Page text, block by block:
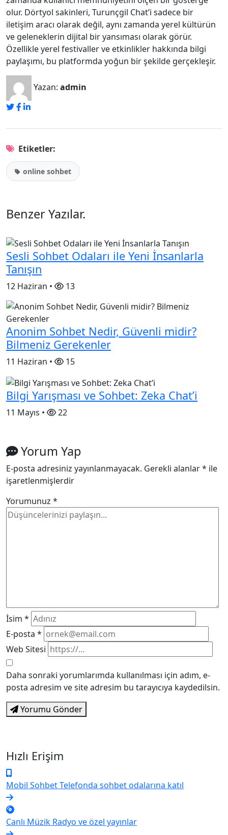
olur. Dörtyol sakinleri, Turunçgil Chat’i sadece bir
iletişim aracı olarak değil, aynı zamanda yerel kültürün
ve geleneklerin dijital bir yansıması olarak görür.
Özellikle yerel festivaller ve etkinlikler hakkında bilgi
paylaşımı, bu platformda yoğun bir şekilde gerçekleşir.
Yazan: admin
Etiketler:
online sohbet
Benzer Yazılar.
Sesli Sohbet Odaları ile Yeni İnsanlarla
Tanışın
12 Haziran • 13
Anonim Sohbet Nedir, Güvenli midir?
Bilmeniz Gerekenler
11 Haziran • 15
Bilgi Yarışması ve Sohbet: Zeka Chat’i
11 Mayıs • 22
Yorum Yap
E-posta adresiniz yayınlanmayacak. Gerekli alanlar* ile
işaretlenmişlerdir
Yorumunuz *
İsim *
E-posta *
Web Sitesi
Daha sonraki yorumlarımda kullanılması için adım, e-
posta adresim ve site adresim bu tarayıcıya kaydedilsin.
Yorumu Gönder
Hızlı Erişim
Mobil SohbetTelefonda sohbet odalarına katıl
Canlı Müzik Radyo ve özel yayınlar